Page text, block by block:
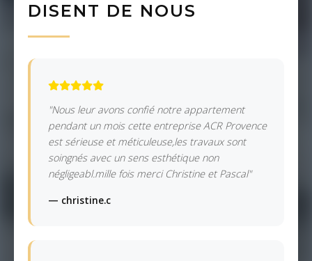
DISENT DE NOUS
"Nous leur avons confié notre appartement
pendant un mois cette entreprise ACR Provence
est sérieuse et méticuleuse,les travaux sont
soingnés avec un sens esthétique non
négligeabl.mille fois merci Christine et Pascal"
— christine.c